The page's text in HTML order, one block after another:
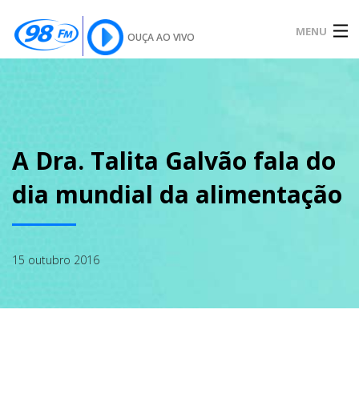
OUÇA AO VIVO MENU
SOBRE
A Dra. Talita Galvão fala do
dia mundial da alimentação
15 outubro 2016